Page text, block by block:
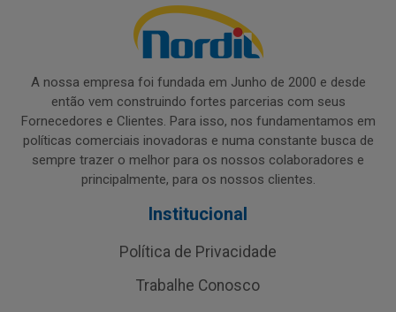
A nossa empresa foi fundada em Junho de 2000 e desde
então vem construindo fortes parcerias com seus
Fornecedores e Clientes. Para isso, nos fundamentamos em
políticas comerciais inovadoras e numa constante busca de
sempre trazer o melhor para os nossos colaboradores e
principalmente, para os nossos clientes.
Institucional
Política de Privacidade
Trabalhe Conosco